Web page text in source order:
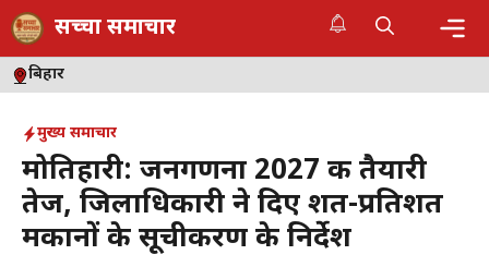
Skip
to
content
सच्चा समाचार
बिहार
मुख्य समाचार
मोतिहारी: जनगणना 2027 की तैयारी
तेज, जिलाधिकारी ने दिए शत-प्रतिशत
मकानों के सूचीकरण के निर्देश